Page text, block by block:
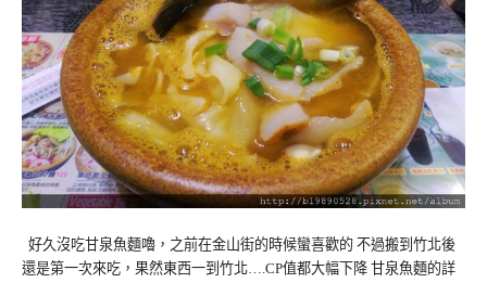
好久沒吃甘泉魚麵嚕，之前在金山街的時候蠻喜歡的 不過搬到竹北後
還是第一次來吃，果然東西一到竹北….CP值都大幅下降 甘泉魚麵的詳